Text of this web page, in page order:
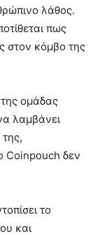
λάθος.
πως
στον κόμβο της
ομάδας
λαμβάνει
Coinpouch δεν
το
και